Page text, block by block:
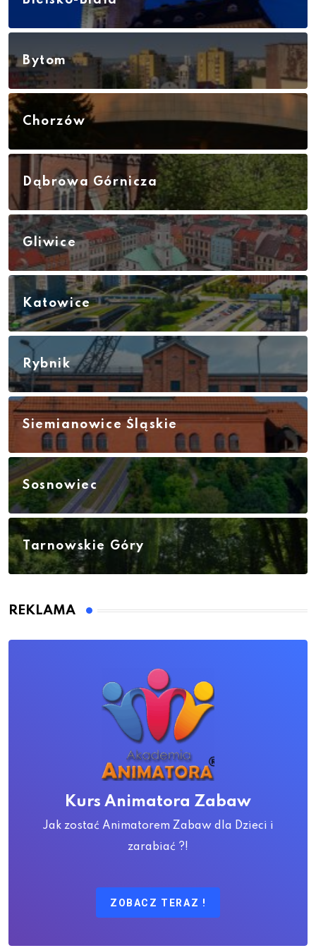
Bytom
Chorzów
Dąbrowa Górnicza
Gliwice
Katowice
Rybnik
Siemianowice Śląskie
Sosnowiec
Tarnowskie Góry
REKLAMA
Kurs Animatora Zabaw
Jak zostać Animatorem Zabaw dla Dzieci i
zarabiać ?!
ZOBACZ TERAZ !